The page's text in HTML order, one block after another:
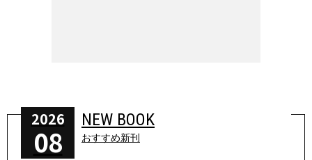
2026
08
NEW BOOK
おすすめ新刊